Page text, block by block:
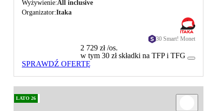
Wyżywienie All inclusive
Organizator Itaka
30 Smart! Monet
2 729 zł/os.
w tym 30 zł składki na TFP i TFG
SPRAWDŹ OFERTĘ
LATO 26